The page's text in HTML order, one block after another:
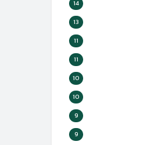
14
13
11
11
10
10
9
9